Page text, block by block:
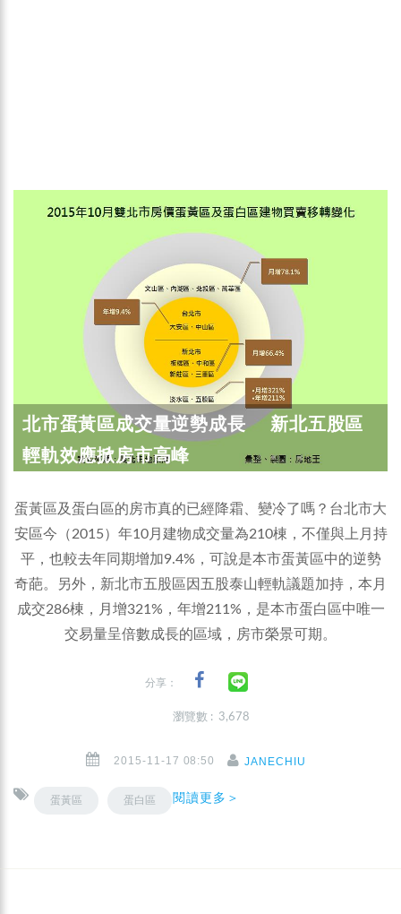
北市蛋黃區成交量逆勢成長 新北五股區
輕軌效應掀房市高峰
蛋黃區及蛋白區的房市真的已經降霜、變冷了嗎？台北市大
安區今（2015）年10月建物成交量為210棟，不僅與上月持
平，也較去年同期增加9.4%，可說是本市蛋黃區中的逆勢
奇葩。另外，新北市五股區因五股泰山輕軌議題加持，本月
成交286棟，月增321%，年增211%，是本市蛋白區中唯一
交易量呈倍數成長的區域，房市榮景可期。
分享：
瀏覽數 : 3,678
2015-11-17 08:50 JANECHIU
蛋黃區 蛋白區 閱讀更多＞